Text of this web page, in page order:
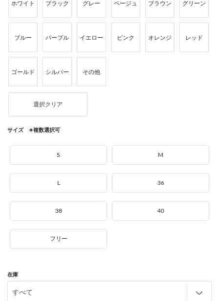
ホワイト ブラック グレー ベージュ ブラウン グリーン
ブルー パープル イエロー ピンク オレンジ レッド
ゴールド シルバー その他
選択クリア
サイズ ※複数選択可
S M
L 36
38 40
フリー
在庫